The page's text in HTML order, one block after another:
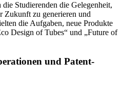
Studierenden die Gelegenheit,
Zukunft zu generieren und
die Aufgaben, neue Produkte
Design of Tubes“ und „Future of
und Patent-